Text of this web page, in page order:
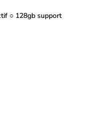
○ 128gb support